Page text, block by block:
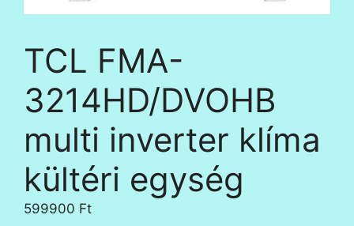
TCL FMA-
3214HD/DVOHB
multi inverter klíma
kültéri egység
599900 Ft